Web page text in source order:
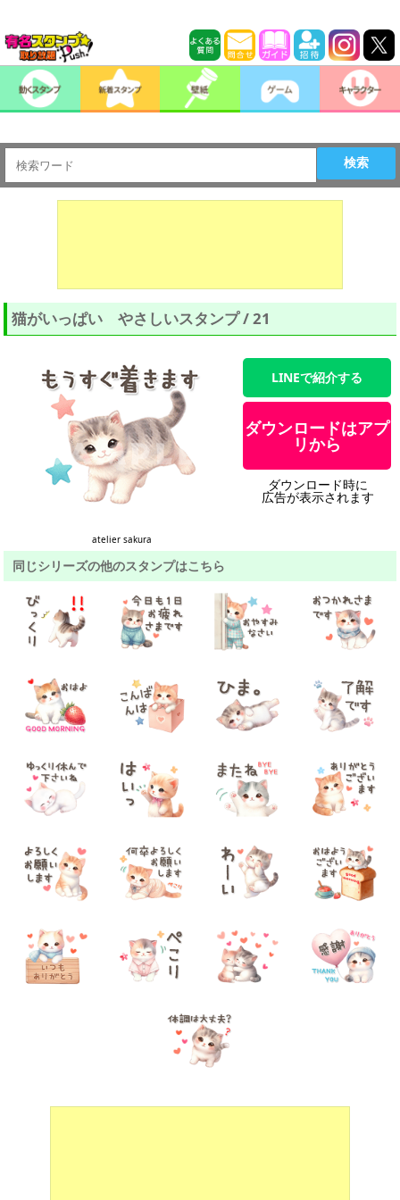
検索
猫がいっぱい やさしいスタンプ / 21
atelier sakura
LINEで紹介する
ダウンロードはアプ
リから
ダウンロード時に
広告が表示されます
同じシリーズの他のスタンプはこちら